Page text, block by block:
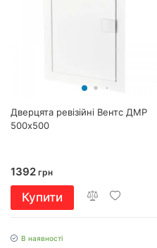
Дверцята ревізійні Вентс ДМР
500х500
1392 грн
Купити
В наявності